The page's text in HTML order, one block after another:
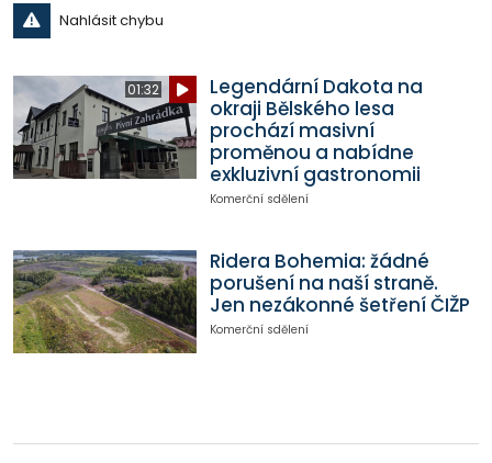
Nahlásit chybu
01:32
Legendární Dakota na
okraji Bělského lesa
prochází masivní
proměnou a nabídne
exkluzivní gastronomii
Komerční sdělení
Ridera Bohemia: žádné
porušení na naší straně.
Jen nezákonné šetření ČIŽP
Komerční sdělení